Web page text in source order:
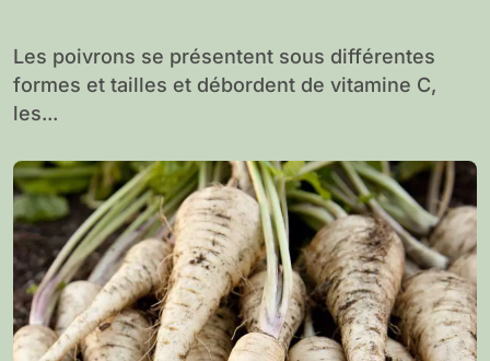
Les poivrons se présentent sous différentes
formes et tailles et débordent de vitamine C,
les...